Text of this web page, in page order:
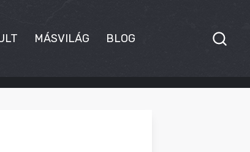
MÁSVILÁG BLOG